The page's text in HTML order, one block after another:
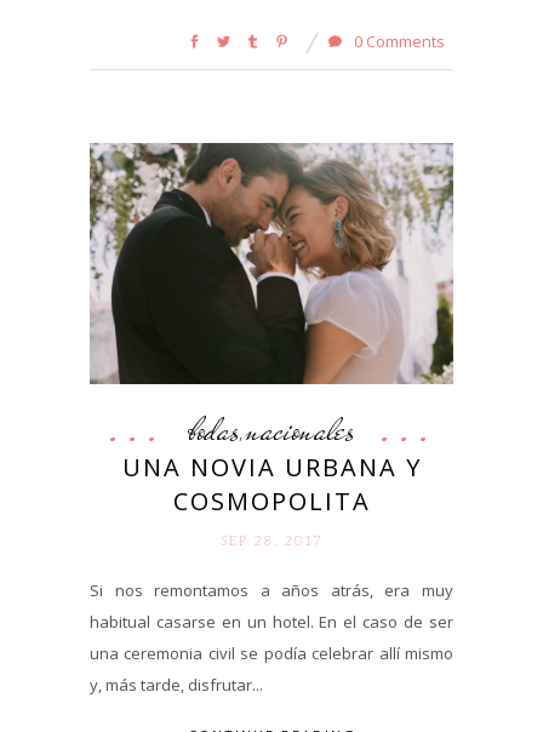
0 Comments
bodas,nacionales
UNA NOVIA URBANA Y
COSMOPOLITA
SEP 28. 2017
Si nos remontamos a años atrás, era muy
habitual casarse en un hotel. En el caso de ser
una ceremonia civil se podía celebrar allí mismo
y, más tarde, disfrutar...